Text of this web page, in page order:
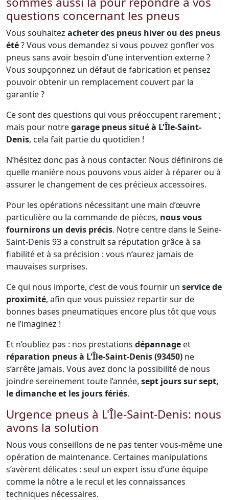
questions concernant les pneus
Vous souhaitez acheter des pneus hiver ou des pneus
été? Vous vous demandez si vous pouvez gonfler vos
pneus sans avoir besoin d’une intervention externe ?
Vous soupçonnez un défaut de fabrication et pensez
pouvoir obtenir un remplacement couvert par la
garantie ?
Ce sont des questions qui vous préoccupent rarement ;
mais pour notregarage pneus situé à L'Île-Saint-
Denis, cela fait partie du quotidien !
N’hésitez donc pas à nous contacter. Nous définirons de
quelle manière nous pouvons vous aider à réparer ou à
assurer le changement de ces précieux accessoires.
Pour les opérations nécessitant une main d’œuvre
particulière ou la commande de pièces, nous vous
fournirons un devis précis. Notre centre dans le Seine-
Saint-Denis 93 a construit sa réputation grâce à sa
fiabilité et à sa précision : vous n’aurez jamais de
mauvaises surprises.
Ce qui nous importe, c’est de vous fournir un service de
proximité, afin que vous puissiez repartir sur de
bonnes bases pneumatiques encore plus tôt que vous
ne l’imaginez !
Et n’oubliez pas : nos prestations dépannage et
réparation pneus à L'Île-Saint-Denis (93450) ne
s’arrête jamais. Vous avez donc la possibilité de nous
joindre sereinement toute l’année, sept jours sur sept,
le dimanche et les jours fériés.
Urgence pneus à L'Île-Saint-Denis: nous
avons la solution
Nous vous conseillons de ne pas tenter vous-même une
opération de maintenance. Certaines manipulations
s’avèrent délicates : seul un expert issu d’une équipe
comme la nôtre a le recul et les connaissances
techniques nécessaires.